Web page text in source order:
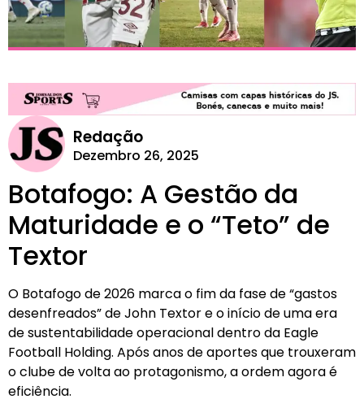
Redação
Dezembro 26, 2025
Botafogo: A Gestão da
Maturidade e o “Teto” de
Textor
O Botafogo de 2026 marca o fim da fase de “gastos
desenfreados” de John Textor e o início de uma era
de sustentabilidade operacional dentro da Eagle
Football Holding. Após anos de aportes que trouxeram
o clube de volta ao protagonismo, a ordem agora é
eficiência.